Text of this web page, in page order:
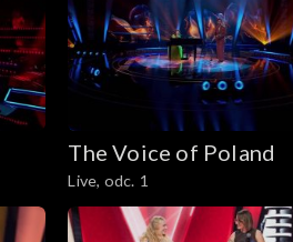
The Voice of Poland
Live, odc. 1